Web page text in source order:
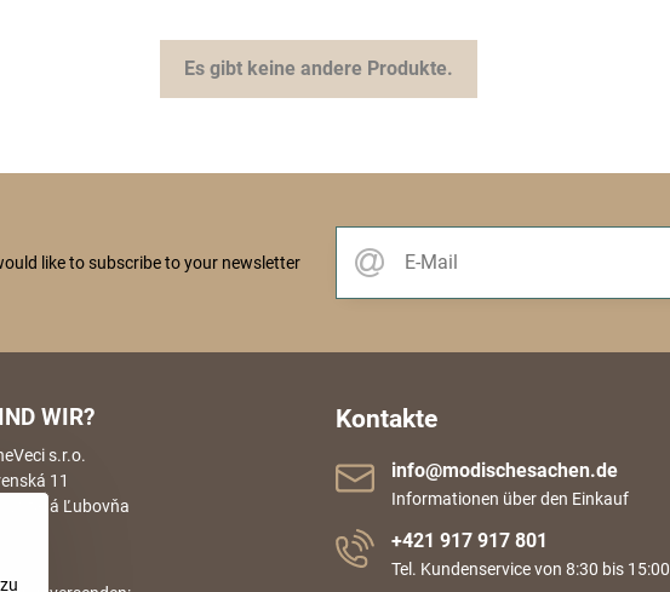
Es gibt keine andere Produkte.
like to subscribe to your newsletter
WIR?
s.r.o.
11
Stará Ľubovňa
Kontakte
info​@modischesachen​.de
Informationen über den Einkauf
+421 917 917 801
Tel. Kundenservice von 8:30 bis 15:00